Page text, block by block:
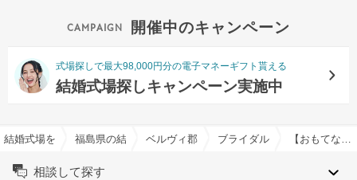
開催中のキャンペーン
式場探しで最大98,000円分の電子マネーギフト貰える
結婚式場探しキャンペーン実施中
結婚式場を探すならハナユメ
福島県の結婚式場一覧ベルヴィ郡山館で結婚式ブライダルフェア一覧
相談して探す